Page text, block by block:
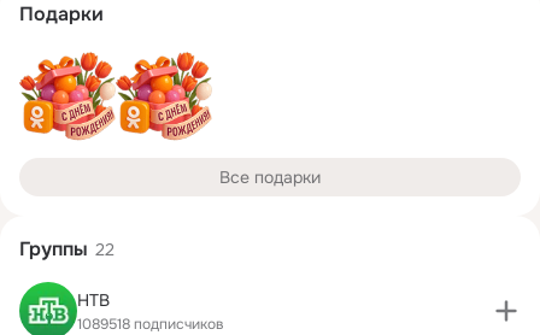
Подарки
Все подарки
Группы 22
НТВ
1089518 подписчиков